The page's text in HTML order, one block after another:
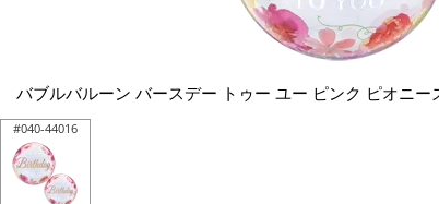
バブルバルーン バースデー トゥー ユー ピンク ピオニー
#040-44016